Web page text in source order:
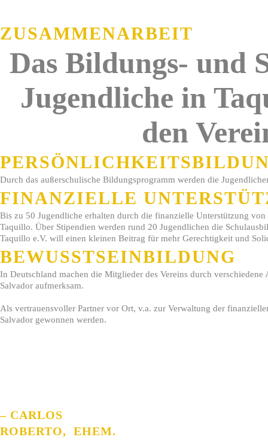
ZUSAMMENARBEIT
Das Bildungs- und
Jugendliche in
den
Durch das außerschulische Bildungsprogramm werden die
FINANZIELLE
Bis zu 50 Jugendliche erhalten durch die finanzielle Unterstützung
Taquillo. Über Stipendien werden rund 20 Jugendlichen die
Taquillo e.V. will einen kleinen Beitrag für mehr Gerechtigkeit und
BEWUSSTSEINBILDUNG
In Deutschland machen die Mitglieder des Vereins durch
Salvador aufmerksam.­
Als vertrauensvoller Partner vor Ort, v.a. zur Verwaltung der
Salvador gewonnen werden.
– CARLOS
ROBERTO, EHEM.